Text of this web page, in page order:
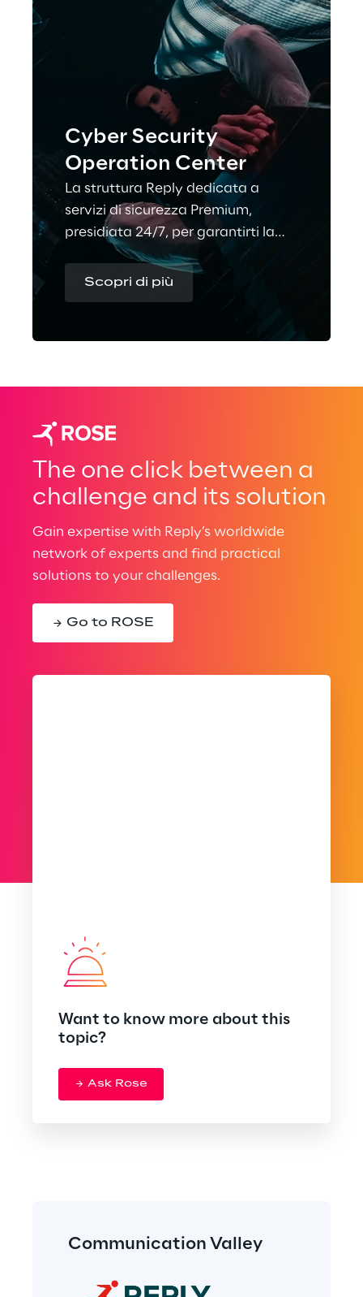
Cyber Security
Operation Center
La struttura Reply dedicata a
servizi di sicurezza Premium,
presidiata 24/7, per garantirti la
prevenzione e la gestione
tempestiva e ottimale degli
incidenti.
Scopri di più
The one click between a
challenge and its solution
Gain expertise with Reply’s worldwide
network of experts and find practical
solutions to your challenges.
Go to ROSE
Want to know more about this
topic?
Ask Rose
Communication Valley